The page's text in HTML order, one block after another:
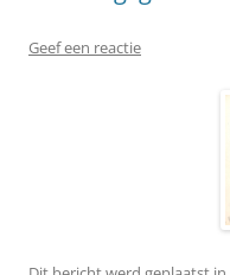
Geef een reactie